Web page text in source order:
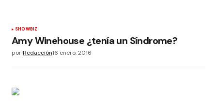
SHOWBIZ
Amy Winehouse ¿tenía un Síndrome?
porRedacción16 enero, 2016